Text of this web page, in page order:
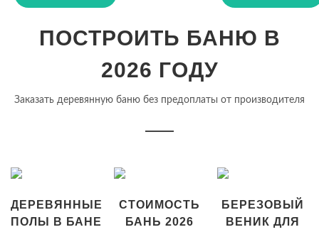
ПОСТРОИТЬ БАНЮ В
2026 ГОДУ
Заказать деревянную баню без предоплаты от производителя
ДЕРЕВЯННЫЕ
ПОЛЫ В БАНЕ
СТОИМОСТЬ
БАНЬ 2026
БЕРЕЗОВЫЙ
ВЕНИК ДЛЯ